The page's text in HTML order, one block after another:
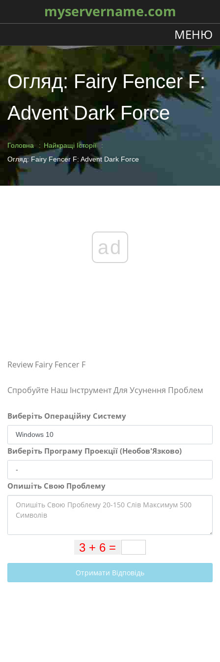
myservername.com
МЕНЮ
Огляд: Fairy Fencer F:
Advent Dark Force
Головна
Найкращі Історії
Огляд: Fairy Fencer F: Advent Dark Force
ad
Review Fairy Fencer F
Спробуйте Наш Інструмент Для Усунення Проблем
Виберіть Операційну Систему
Виберіть Програму Проекції (Необов'Язково)
Опишіть Свою Проблему
Отримати Відповідь